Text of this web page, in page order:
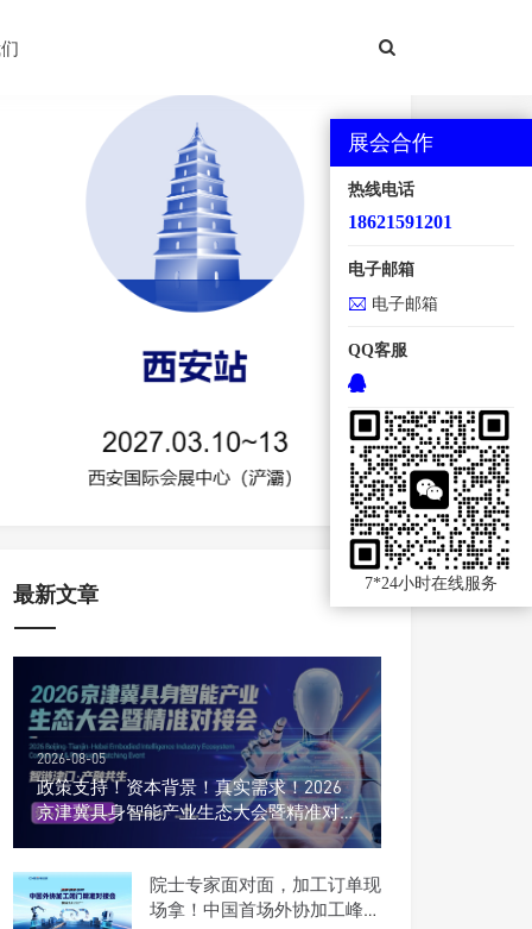
地点：西安国际会展中心【浐灞
最新文章
2026-08-05
政策支持！资本背景！真实需求！2026
京津冀具身智能产业生态大会暨精准对接
院士专家面对面，加工订单现
场拿！中国首场外协加工峰会
展会合作
热线电话
18621591201
电子邮箱
电子邮箱
QQ客服
7*24小时在线服务